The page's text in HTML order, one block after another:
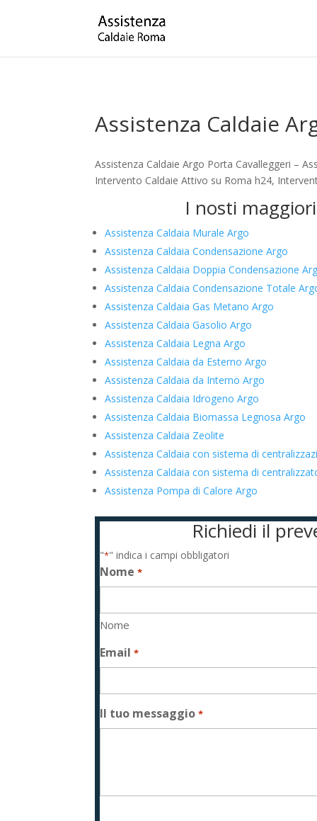
Assistenza Caldaie
Assistenza Caldaie Argo Porta Cavalleggeri –
Intervento Caldaie Attivo su Roma h24,
I nosti
Assistenza Caldaia Murale Argo
Assistenza Caldaia Condensazione Argo
Assistenza Caldaia Doppia Condensazione
Assistenza Caldaia Condensazione Totale
Assistenza Caldaia Gas Metano Argo
Assistenza Caldaia Gasolio Argo
Assistenza Caldaia Legna Argo
Assistenza Caldaia da Esterno Argo
Assistenza Caldaia da Interno Argo
Assistenza Caldaia Idrogeno Argo
Assistenza Caldaia Biomassa Legnosa Argo
Assistenza Caldaia Zeolite
Assistenza Caldaia con sistema di
Assistenza Caldaia con sistema di
Assistenza Pompa di Calore Argo
Richiedi il
"*" indica i campi obbligatori
Nome *
Nome
Email *
Il tuo messaggio *